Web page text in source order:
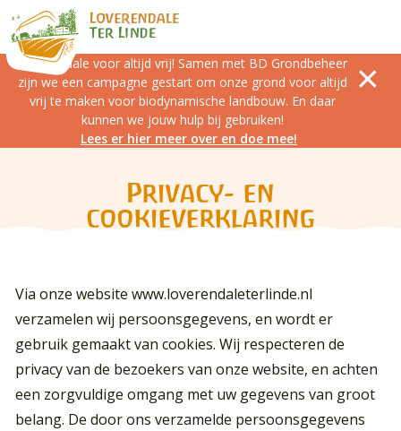
Loverendale voor altijd vrij! Samen met BD Grondbeheer
zijn we een campagne gestart om onze grond voor altijd
vrij te maken voor biodynamische landbouw. En daar
kunnen we jouw hulp bij gebruiken!
Lees er hier meer over en doe mee!
Privacy- en
cookieverklaring
Via onze websitewww.loverendaleterlinde.nl
verzamelen wij persoonsgegevens, en wordt er
gebruik gemaakt van cookies. Wij respecteren de
privacy van de bezoekers van onze website, en achten
een zorgvuldige omgang met uw gegevens van groot
belang. De door ons verzamelde persoonsgegevens